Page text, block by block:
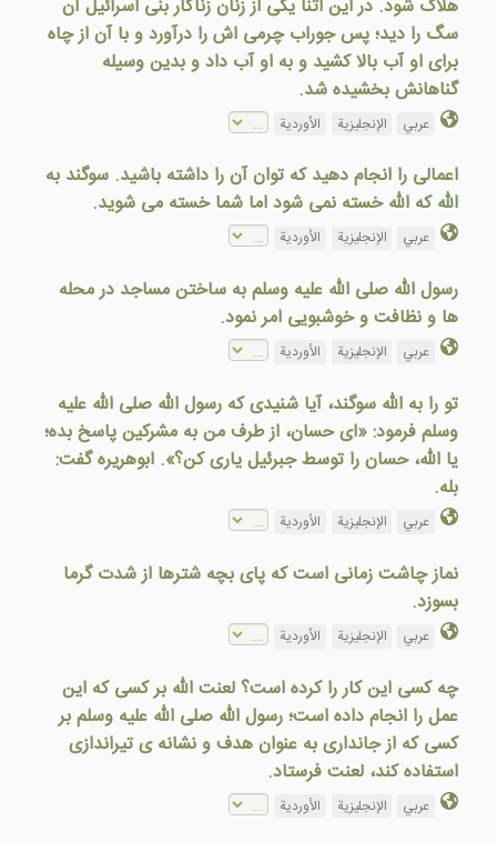
هلاک شود. در اين اثنا يکی از زنان زناکار بنی اسرائيل آن
سگ را ديد؛ پس جوراب چرمی اش را درآورد و با آن از چاه
برای او آب بالا کشيد و به او آب داد و بدين وسيله
گناهانش بخشيده شد.
عربي الإنجليزية الأوردية
اعمالی را انجام دهيد که توان آن را داشته باشيد. سوگند به
الله که الله خسته نمی شود اما شما خسته می شويد.
عربي الإنجليزية الأوردية
رسول الله صلی الله علیه وسلم به ساختن مساجد در محله
ها و نظافت و خوشبویی امر نمود.
عربي الإنجليزية الأوردية
تو را به الله سوگند، آيا شنيدی که رسول الله صلی الله علیه
وسلم فرمود: «ای حسان، از طرف من به مشرکين پاسخ بده؛
یا الله، حسان را توسط جبرئيل ياری کن؟». ابوهريره گفت:
بله.
عربي الإنجليزية الأوردية
نماز چاشت زمانی است که پای بچه شترها از شدت گرما
بسوزد.
عربي الإنجليزية الأوردية
چه کسی اين کار را کرده است؟ لعنت الله بر کسی که اين
عمل را انجام داده است؛ رسول الله صلى الله عليه وسلم بر
کسی که از جانداری به عنوان هدف و نشانه ی تيراندازی
استفاده کند، لعنت فرستاد.
عربي الإنجليزية الأوردية